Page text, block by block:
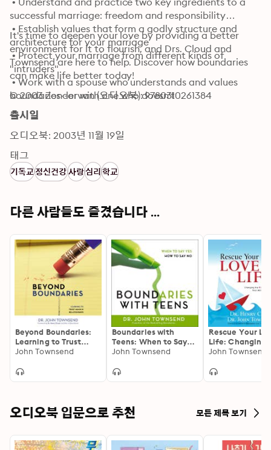
successful marriage: freedom and responsibility
• Establish values that form a godly structure and
architecture for your marriage
• Protect your marriage from different kinds of
"intruders"
• Work with a spouse who understands and values
boundaries--or with one who doesn't
It's time to deepen your love by providing a better
environment for it to flourish, and Drs. Cloud and
Townsend are here to help. Discover how boundaries
can make life better today!
© 2003 Zondervan (오디오북): 9780310261384
출시일
오디오북: 2003년 11월 19일
태그
기독교정신건강사랑심리학교
다른 사람들도 즐겼습니다 ...
Beyond Boundaries:
Learning to Trust
Again in
John Townsend
Boundaries with
Teens: When to Say
Yes, How to Say No
John Townsend
Rescue Your
Life: Changing
Dumb
Sink Your
오디오북 입문으로 추천 모든 제목 보기